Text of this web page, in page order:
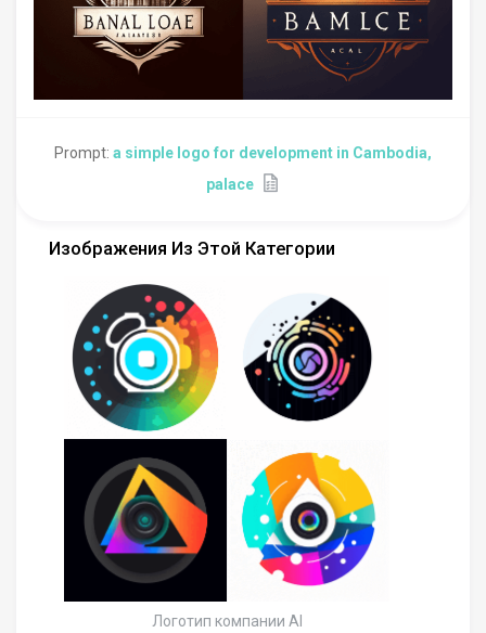
Prompt: a simple logo for development in Cambodia,
palace
Изображения Из Этой Категории
Логотип компании AI